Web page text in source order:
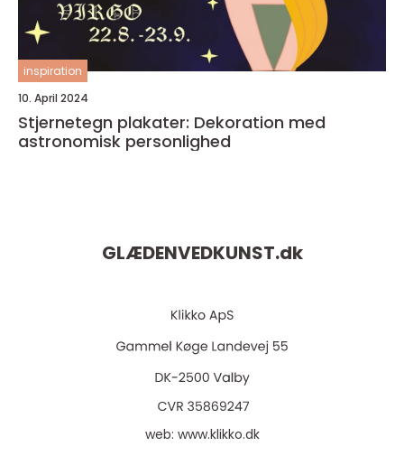
inspiration
10. April 2024
Stjernetegn plakater: Dekoration med
astronomisk personlighed
GLÆDENVEDKUNST.dk
web: www.klikko.dk